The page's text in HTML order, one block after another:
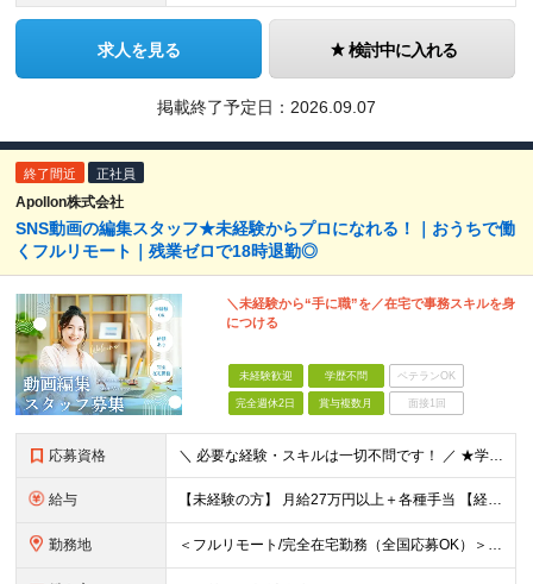
求人を見る 検討中に入れる
掲載終了予定日： 2026.09.07
終了間近 正社員
Apollon株式会社
SNS動画の編集スタッフ★未経験からプロになれる！｜おうちで働
くフルリモート｜残業ゼロで18時退勤◎
＼未経験から“手に職”を／在宅で事務スキルを身
につける
未経験歓迎 学歴不問 ベテランOK
完全週休2日 賞与複数月 面接1回
応募資格 ＼ 必要な経験・スキルは一切不問です！ ／ ★学歴・職歴はまったく気にしません！ ★正社員デビューの方、第二新卒の方も大歓迎です！
給与 【未経験の方】 月給27万円以上＋各種手当 【経験3年以上の方】 月給30万円以上＋各種手当 ※経験・スキル・年齢を考慮の上、決定します ※試用期間中（2〜3ヶ月）も同条件 ※残業代は全額別途支給
勤務地 ＜フルリモート/完全在宅勤務（全国応募OK）＞ ★自宅/カフェなど、あなたが働きやすい場所で働けます ★転居を伴う転勤はありません ★全国47都道府県どこからでも応募OK ■本社 東京都新宿区山吹町